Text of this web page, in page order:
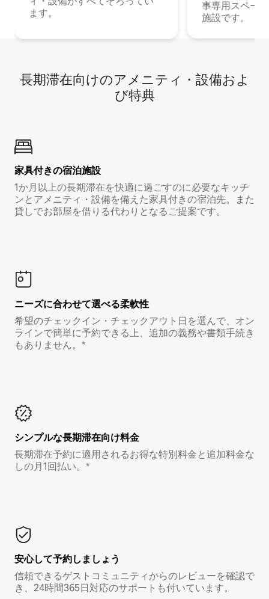
ます。
事専用スペー
施設です。
長期滞在向け⁠のア⁠メ⁠ニ⁠テ⁠ィ⁠・設⁠備⁠およ
び特⁠典
家具付き⁠の宿⁠泊⁠施⁠設
1か月以上の長期滞在を快適に過ごすのに必要なキッチ
ンとアメニティ・設備を備えた家具付きの宿泊先。また
貸しでお部屋を借りる代わりとなるご提案です。
ニーズに合わせて選べる柔軟性
希望のチェックイン・チェックアウト日を選んで、オン
ラインで簡単に予約できる上、追加の義務や書類手続き
もありません。*
シンプルな長期滞在向け料金
長期滞在予約に適用されるお得な特別料金と追加料金な
しの月1回払い。*
安心して予約しましょう
信頼できるゲストコミュニティからのレビューを確認で
き、24時間365日対応のサポートも付いています。